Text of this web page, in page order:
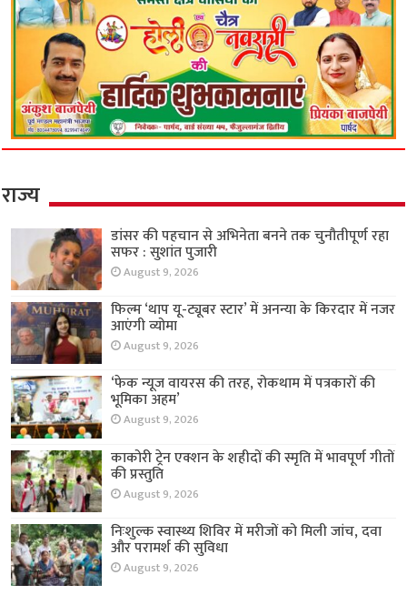
राज्य
डांसर की पहचान से अभिनेता बनने तक चुनौतीपूर्ण रहा
सफर : सुशांत पुजारी
August 9, 2026
फिल्म ‘थाप यू-ट्यूबर स्टार’ में अनन्या के किरदार में नजर
आएंगी व्योमा
August 9, 2026
‘फेक न्यूज वायरस की तरह, रोकथाम में पत्रकारों की
भूमिका अहम’
August 9, 2026
काकोरी ट्रेन एक्शन के शहीदों की स्मृति में भावपूर्ण गीतों
की प्रस्तुति
August 9, 2026
निःशुल्क स्वास्थ्य शिविर में मरीजों को मिली जांच, दवा
और परामर्श की सुविधा
August 9, 2026